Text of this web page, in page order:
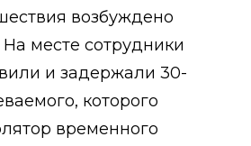
возбуждено
месте сотрудники
и задержали 30-
которого
временного